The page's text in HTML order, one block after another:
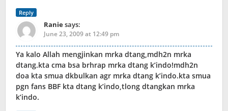
Reply
Raniesays:
June 23, 2009 at 12:49 pm
Ya kalo Allah mengjinkan mrka dtang,mdh2n mrka
dtang.kta cma bsa brhrap mrka dtang k’indo!mdh2n
doa kta smua dkbulkan agr mrka dtang k’indo.kta smua
pgn fans BBF kta dtang k’indo,tlong dtangkan mrka
k’indo.